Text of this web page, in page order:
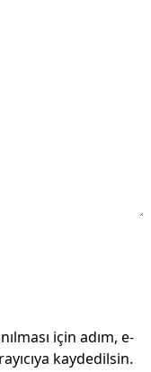
için adım, e-
kaydedilsin.